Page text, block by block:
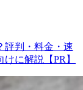
評判・料金・速
に解説【PR】